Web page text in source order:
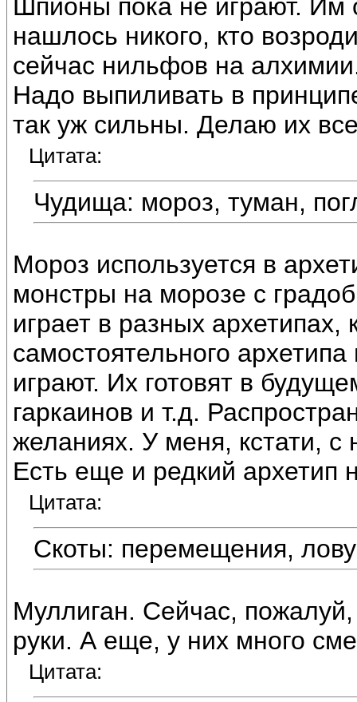
Шпионы пока не играют. Им
нашлось никого, кто
сейчас нильфов на
Надо выпиливать в
так уж сильны. Делаю их
Цитата:
Чудища: мороз, туман,
Мороз используется в
монстры на морозе с
играет в разных архетипах,
самостоятельного
играют. Их готовят в
гаркаинов и т.д.
желаниях. У меня, кстати,
Есть еще и редкий
Цитата:
Скоты: перемещения,
Муллиган. Сейчас,
руки. А еще, у них много
Цитата: